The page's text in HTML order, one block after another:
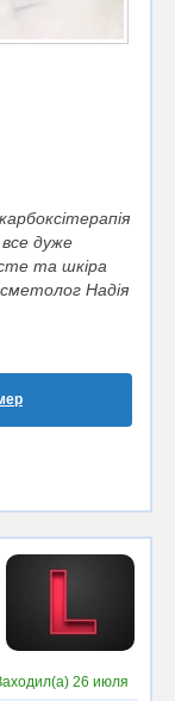
дуже
та шкіра
Надія
26 июля